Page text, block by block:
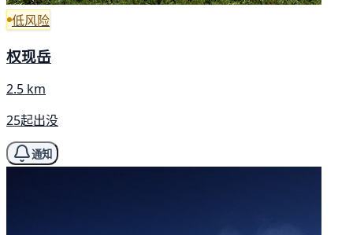
低风险
权现岳
2.5 km
25起出没
通知